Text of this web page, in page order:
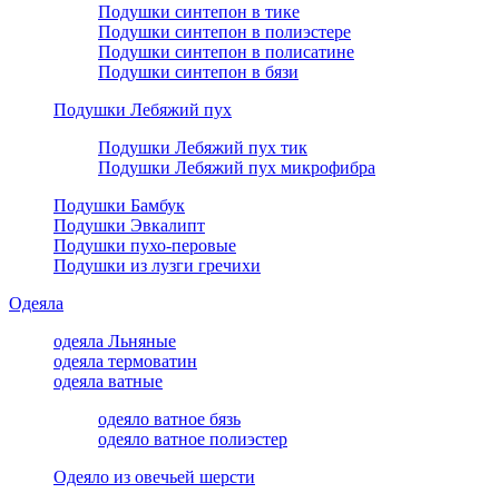
Подушки синтепон в тике
Подушки синтепон в полиэстере
Подушки синтепон в полисатине
Подушки синтепон в бязи
Подушки Лебяжий пух
Подушки Лебяжий пух тик
Подушки Лебяжий пух микрофибра
Подушки Бамбук
Подушки Эвкалипт
Подушки пухо-перовые
Подушки из лузги гречихи
Одеяла
одеяла Льняные
одеяла термоватин
одеяла ватные
одеяло ватное бязь
одеяло ватное полиэстер
Одеяло из овечьей шерсти